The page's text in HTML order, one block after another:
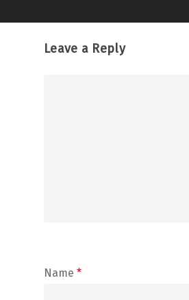
Leave a Reply
Name *